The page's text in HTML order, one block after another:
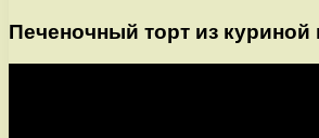
Печеночный торт из куриной